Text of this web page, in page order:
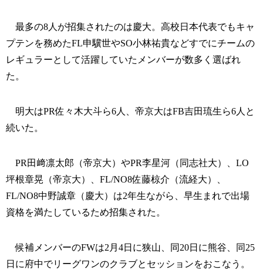
最多の8人が招集されたのは慶大。高校日本代表でもキャ
プテンを務めたFL申驥世やSO小林祐貴などすでにチームの
レギュラーとして活躍していたメンバーが数多く選ばれ
た。
明大はPR佐々木大斗ら6人、帝京大はFB吉田琉生ら6人と
続いた。
PR田﨑凛太郎（帝京大）やPR李星河（同志社大）、LO
坪根章晃（帝京大）、FL/NO8佐藤椋介（流経大）、
FL/NO8中野誠章（慶大）は2年生ながら、早生まれで出場
資格を満たしているため招集された。
候補メンバーのFWは2月4日に狭山、同20日に熊谷、同25
日に府中でリーグワンのクラブとセッションをおこなう。